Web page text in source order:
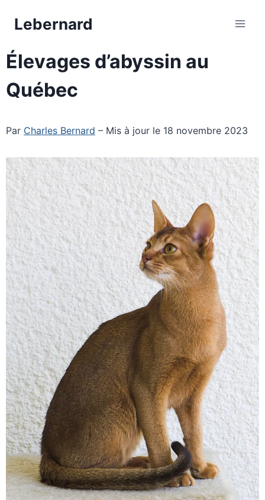
contenu
Lebernard
Élevages d’abyssin au
Québec
Par Charles Bernard – Mis à jour le 18 novembre 2023